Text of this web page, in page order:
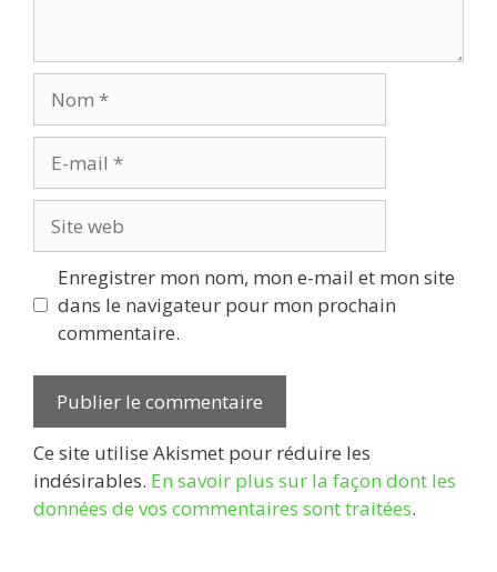
mail
web
Enregistrer mon nom, mon e-mail et mon site
dans le navigateur pour mon prochain
commentaire.
Ce site utilise Akismet pour réduire les
indésirables. En savoir plus sur la façon dont les
données de vos commentaires sont traitées.